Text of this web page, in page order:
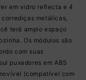
em vidro reflecta e 4
metálicas,
terá amplo espaço
Os módulos são
com suas
puxadores em ABS
(compatível com